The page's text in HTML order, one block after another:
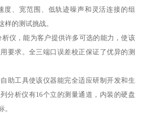
度、宽范围、低轨迹噪声和灵活连接的组
样的测试挑战。
析仪，能为客户提供许多可选的能力，使该
要求。全三端口误差校正保证了优异的测
助工具使该仪器能完全适应研制开发和生
分析仪有16个立的测量通道，内装的硬盘
。